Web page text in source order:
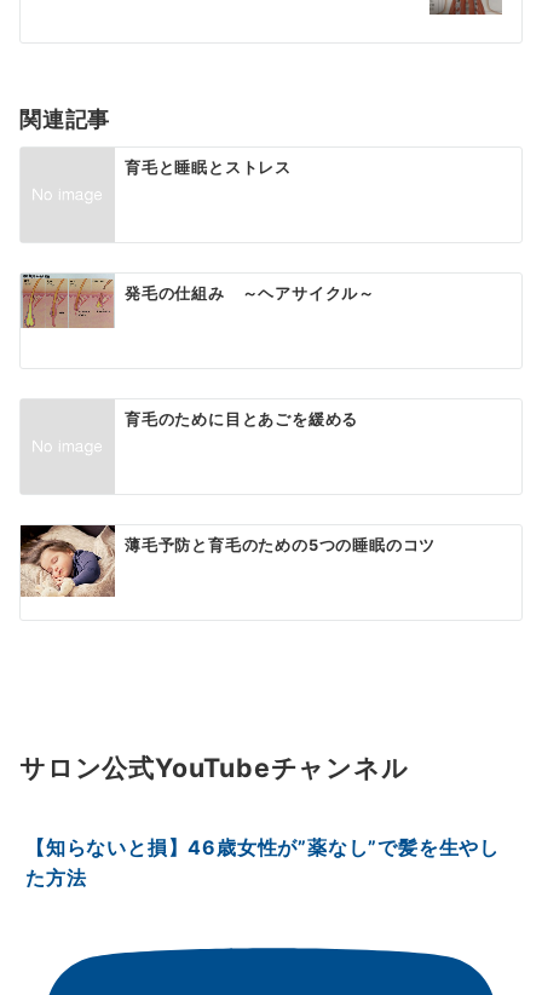
シ
ン
関連記事
育毛と睡眠とストレス
発毛の仕組み ～ヘアサイクル～
育毛のために目とあごを緩める
薄毛予防と育毛のための5つの睡眠のコツ
サロン公式YouTubeチャンネル
【知らないと損】46歳女性が”薬なし”で髪を生やし
た方法